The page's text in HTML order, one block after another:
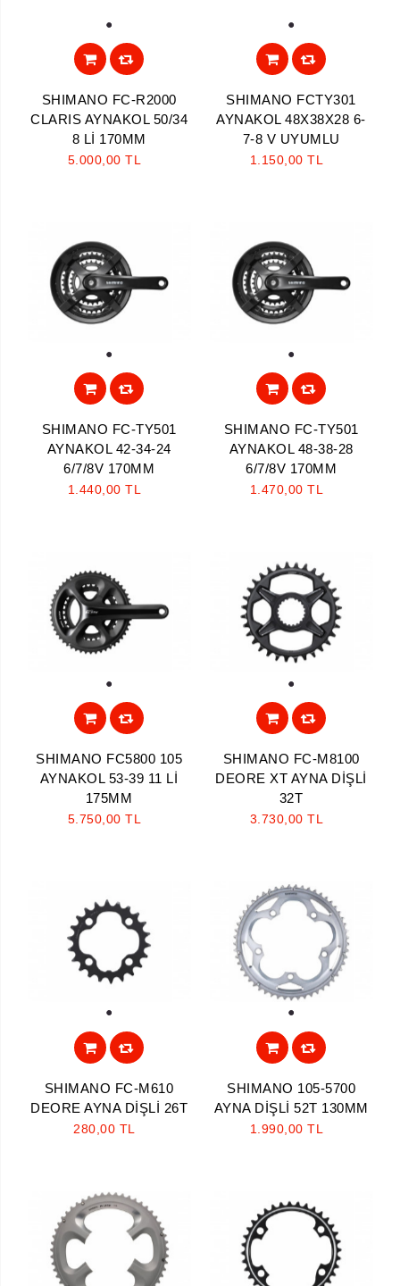
SHIMANO FC-R2000
CLARIS AYNAKOL 50/34
8 Lİ 170MM
5.000,00 TL
SHIMANO FCTY301
AYNAKOL 48X38X28 6-
7-8 V UYUMLU
1.150,00 TL
SHIMANO FC-TY501
AYNAKOL 42-34-24
6/7/8V 170MM
1.440,00 TL
SHIMANO FC-TY501
AYNAKOL 48-38-28
6/7/8V 170MM
1.470,00 TL
SHIMANO FC5800 105
AYNAKOL 53-39 11 Lİ
175MM
5.750,00 TL
SHIMANO FC-M8100
DEORE XT AYNA DİŞLİ
32T
3.730,00 TL
SHIMANO FC-M610
DEORE AYNA DİŞLİ 26T
280,00 TL
SHIMANO 105-5700
AYNA DİŞLİ 52T 130MM
1.990,00 TL